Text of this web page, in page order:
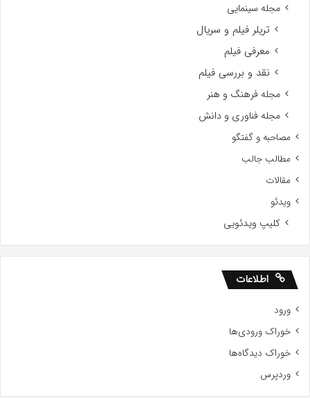
مجله سینمایی
تریلر فیلم و سریال
معرفی فیلم
نقد و بررسی فیلم
مجله فرهنگ و هنر
مجله فناوری و دانش
مصاحبه و گفتگو
مطالب جالب
مقالات
ویدئو
کلیپ ویدئویی
اطلاعات
ورود
خوراک ورودی‌ها
خوراک دیدگاه‌ها
وردپرس